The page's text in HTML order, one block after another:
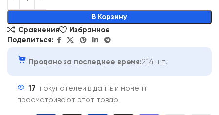
В Корзину
Сравнения
Избранное
Поделиться:
Продано за последнее время:214 шт.
17
покупателей в данный момент
просматривают этот товар